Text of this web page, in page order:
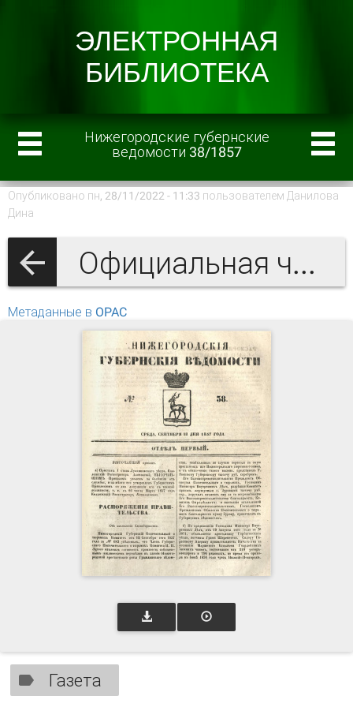
Нижегородские губернские
ведомости 38/1857
Опубликовано пн, 28/11/2022 - 11:33 пользователем Данилова
Дина
Официальная часть
Метаданные в OPAC
Газета